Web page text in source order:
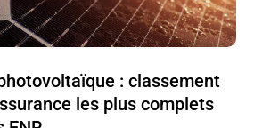
: classement
les plus complets